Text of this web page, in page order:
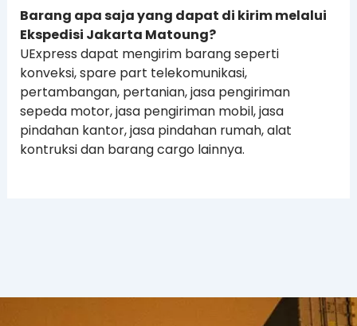
Barang apa saja yang dapat di kirim melalui
Ekspedisi Jakarta Matoung?
UExpress dapat mengirim barang seperti
konveksi, spare part telekomunikasi,
pertambangan, pertanian, jasa pengiriman
sepeda motor, jasa pengiriman mobil, jasa
pindahan kantor, jasa pindahan rumah, alat
kontruksi dan barang cargo lainnya.